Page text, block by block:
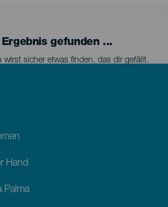
gefunden ...
wirst sicher etwas finden, das dir gefällt.
Hand
Palma